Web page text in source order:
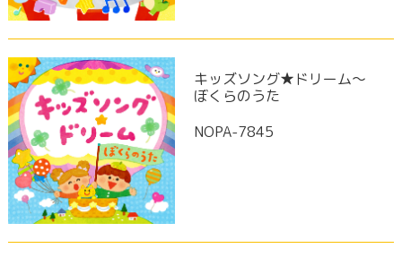
キッズソング★ドリーム〜
ぼくらのうた
NOPA-7845